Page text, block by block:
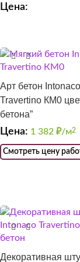
КМ0 (ФЗ №123)
Цена:
Арт бетон Intonaco
Travertino КМ0
бетона”
Цена: 1 382 ₽/м2
Смотреть цену
Декоративная